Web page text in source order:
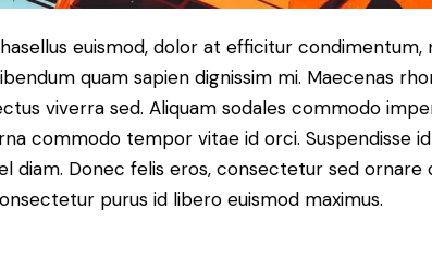
euismod, dolor at efficitur condimentum,
quam sapien dignissim mi. Maecenas
viverra sed. Aliquam sodales commodo
commodo tempor vitae id orci. Suspendisse
diam. Donec felis eros, consectetur sed ornare
purus id libero euismod maximus.